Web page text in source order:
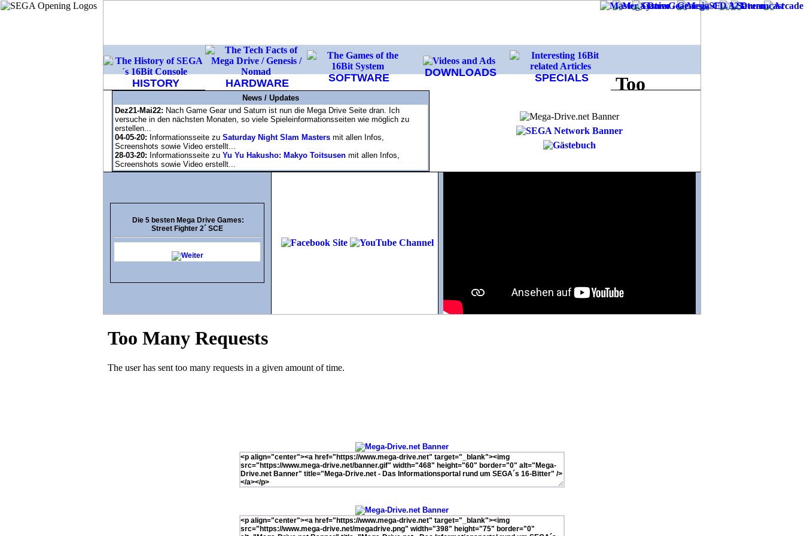
HISTORY HARDWARE SOFTWARE DOWNLOADS SPECIALS
News / Updates
Dez21-Mai22: Nach Game Gear und Saturn ist nun die Mega Drive Seite dran. Ich
versuche in den nächsten Monaten, so viele Spieleinformationsseiten wie möglich zu
erstellen...
04-05-20: Informationsseite zu Saturday Night Slam Masters mit allen Infos,
Screenshots sowie Video erstellt...
28-03-20: Informationsseite zu Yu Yu Hakusho: Makyo Toitsusen mit allen Infos,
Screenshots sowie Video erstellt...
Die 5 besten Mega Drive Games:
Street Fighter 2´ SCE